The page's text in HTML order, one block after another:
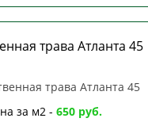
трава Атланта 45
за м2 -650 руб.